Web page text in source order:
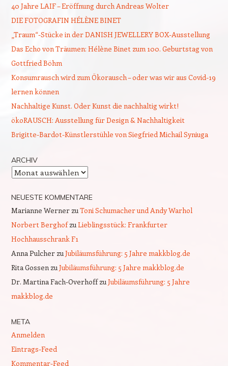
40 Jahre LAIF – Eröffnung durch Andreas Wolter
DIE FOTOGRAFIN HÉLÈNE BINET
„Traum“-Stücke in der DANISH JEWELLERY BOX-Ausstellung
Das Echo von Träumen: Hélène Binet zum 100. Geburtstag von
Gottfried Böhm
Konsumrausch wird zum Ökorausch – oder was wir aus Covid-19
lernen können
Nachhaltige Kunst. Oder Kunst die nachhaltig wirkt!
ökoRAUSCH: Ausstellung für Design & Nachhaltigkeit
Brigitte-Bardot-Künstlerstühle von Siegfried Michail Syniuga
ARCHIV
Archiv
NEUESTE KOMMENTARE
Marianne WernerzuToni Schumacher und Andy Warhol
Norbert BerghofzuLieblingsstück: Frankfurter
Hochhausschrank F1
Anna PulcherzuJubiläumsführung: 5 Jahre makkblog.de
Rita GossenzuJubiläumsführung: 5 Jahre makkblog.de
Dr. Martina Fach-OverhoffzuJubiläumsführung: 5 Jahre
makkblog.de
META
Anmelden
Eintrags-Feed
Kommentar-Feed